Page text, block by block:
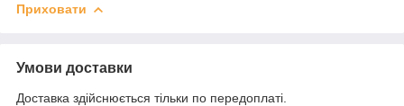
Приховати
Умови доставки
Доставка здійснюється тільки по передоплаті.